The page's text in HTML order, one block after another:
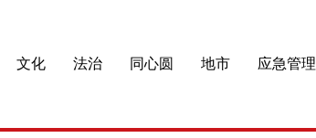
文化 法治 同心圆 地市 应急管理